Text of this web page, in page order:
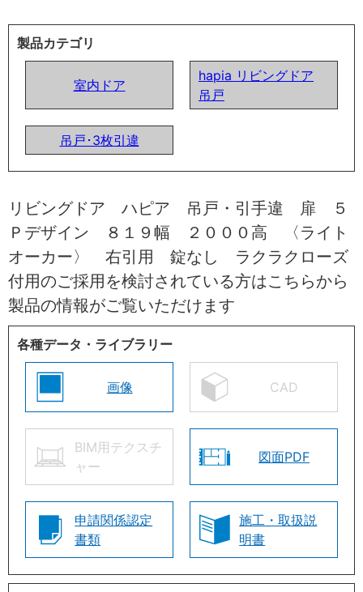
製品カテゴリ
室内ドア
hapia リビングドア
吊戸
吊戸･3枚引違
リビングドア ハピア 吊戸・引手違 扉 ５
Ｐデザイン ８１９幅 ２０００高 〈ライト
オーカー〉 右引用 錠なし ラクラクローズ
付用のご採用を検討されている方はこちらから
製品の情報がご覧いただけます
各種データ・ライブラリー
画像 CAD
BIM用テクスチ
ャー
図面PDF
申請関係認定
書類
施工・取扱説
明書